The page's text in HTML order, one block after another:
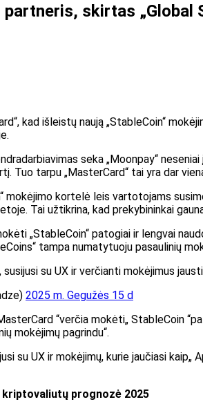
partneris, skirtas
kad išleistų naują „StableCoin“
seka „Moonpay“
Tuo tarpu „MasterCard“ tai yra dar
mokėjimo kortelė leis vartotojams
Tai užtikrina, kad prekybininkai
„StableCoin“ patogiai ir lengvai
tampa numatytuoju pasaulinių
su UX ir verčianti mokėjimus
2025 m. Gegužės 15 d
“verčia mokėti„ StableCoin
mokėjimų pagrindu“.
su UX ir mokėjimų, kurie jaučiasi
prognozė 2025